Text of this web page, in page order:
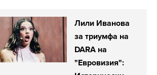
Лили Иванова
за триумфа на
DARA на
"Евровизия":